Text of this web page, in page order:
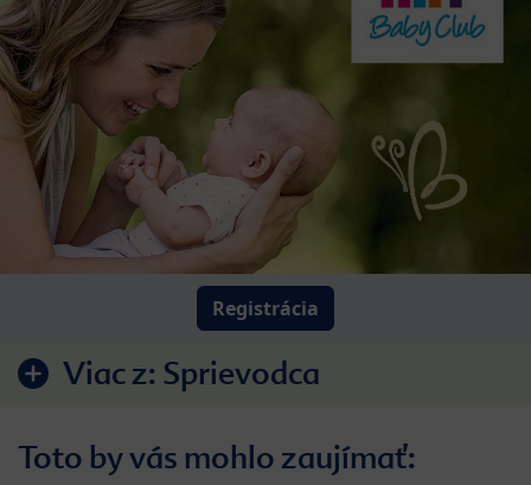
Registrácia
Viac z: Sprievodca
Toto by vás mohlo zaujímať: